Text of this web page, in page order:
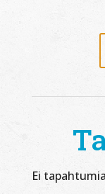
Ei tapahtumia